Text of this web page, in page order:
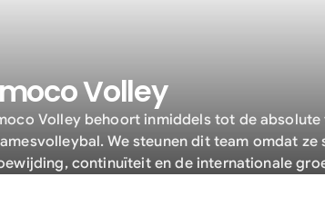
Volley
Volley behoort inmiddels tot de absolute
We steunen dit team omdat
continuïteit en de internationale